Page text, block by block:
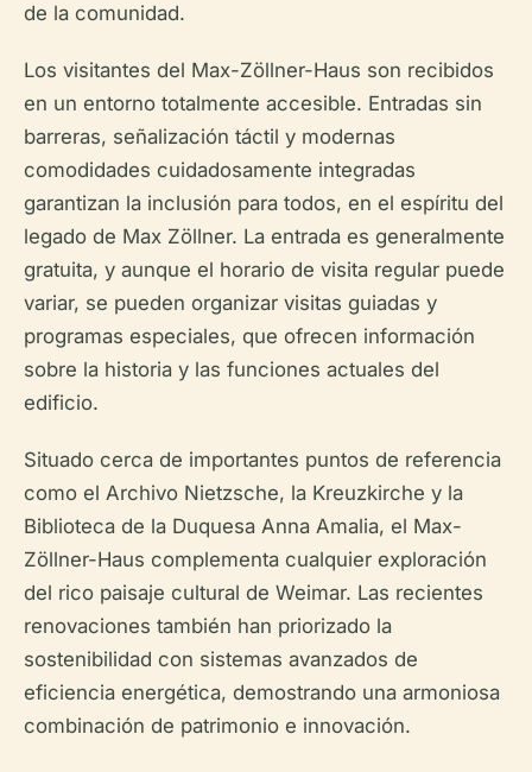
de la comunidad.
Los visitantes del Max-Zöllner-Haus son recibidos
en un entorno totalmente accesible. Entradas sin
barreras, señalización táctil y modernas
comodidades cuidadosamente integradas
garantizan la inclusión para todos, en el espíritu del
legado de Max Zöllner. La entrada es generalmente
gratuita, y aunque el horario de visita regular puede
variar, se pueden organizar visitas guiadas y
programas especiales, que ofrecen información
sobre la historia y las funciones actuales del
edificio.
Situado cerca de importantes puntos de referencia
como el Archivo Nietzsche, la Kreuzkirche y la
Biblioteca de la Duquesa Anna Amalia, el Max-
Zöllner-Haus complementa cualquier exploración
del rico paisaje cultural de Weimar. Las recientes
renovaciones también han priorizado la
sostenibilidad con sistemas avanzados de
eficiencia energética, demostrando una armoniosa
combinación de patrimonio e innovación.